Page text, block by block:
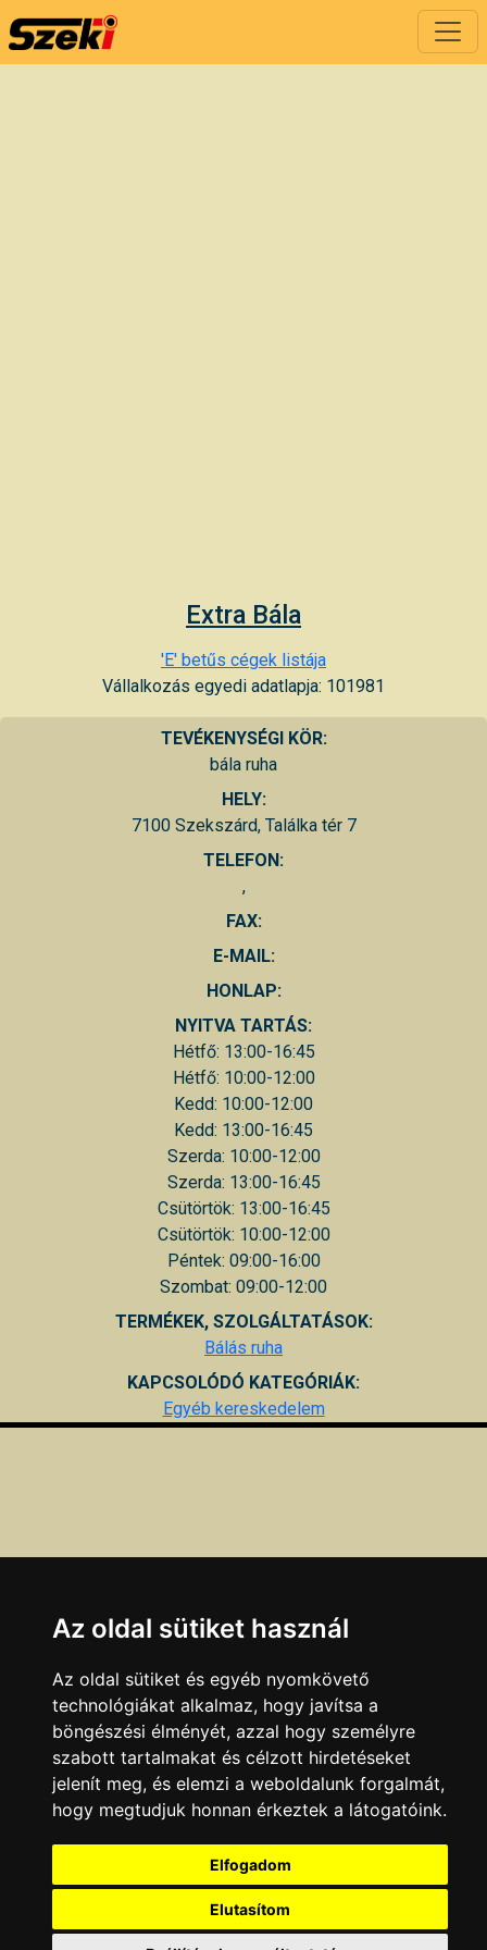
Extra Bála
'E' betűs cégek listája
Vállalkozás egyedi adatlapja: 101981
TEVÉKENYSÉGI KÖR:
bála ruha
HELY:
7100 Szekszárd, Találka tér 7
TELEFON:
,
FAX:
E-MAIL:
HONLAP:
NYITVA TARTÁS:
Hétfő: 13:00-16:45
Hétfő: 10:00-12:00
Kedd: 10:00-12:00
Kedd: 13:00-16:45
Szerda: 10:00-12:00
Szerda: 13:00-16:45
Csütörtök: 13:00-16:45
Csütörtök: 10:00-12:00
Péntek: 09:00-16:00
Szombat: 09:00-12:00
TERMÉKEK, SZOLGÁLTATÁSOK:
Bálás ruha
KAPCSOLÓDÓ KATEGÓRIÁK:
Egyéb kereskedelem
Ha a fenti adatokban hibát talál, azt azittolvasható
módokon jelentheti be.
Adatok legutóbbi ellenőrzésének dátuma:
2001.06.07
KAPCSOLAT|HIRDETÉS
Az oldal sütiket használ
Az oldal sütiket és egyéb nyomkövető
technológiákat alkalmaz, hogy javítsa a
böngészési élményét, azzal hogy személyre
szabott tartalmakat és célzott hirdetéseket
jelenít meg, és elemzi a weboldalunk forgalmát,
hogy megtudjuk honnan érkeztek a látogatóink.
Elfogadom
Elutasítom